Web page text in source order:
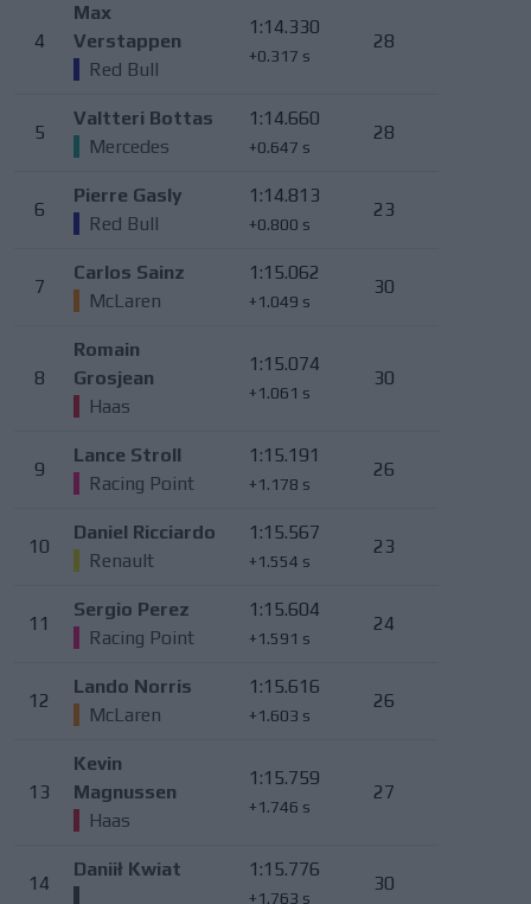
4
Max
Verstappen
Red Bull
1:14.330
+0.317 s
28
5
Valtteri Bottas
Mercedes
1:14.660
+0.647 s
28
6
Pierre Gasly
Red Bull
1:14.813
+0.800 s
23
7
Carlos Sainz
McLaren
1:15.062
+1.049 s
30
8
Romain
Grosjean
Haas
1:15.074
+1.061 s
30
9
Lance Stroll
Racing Point
1:15.191
+1.178 s
26
10
Daniel Ricciardo
Renault
1:15.567
+1.554 s
23
11
Sergio Perez
Racing Point
1:15.604
+1.591 s
24
12
Lando Norris
McLaren
1:15.616
+1.603 s
26
13
Kevin
Magnussen
Haas
1:15.759
+1.746 s
27
14
Daniił Kwiat 1:15.776
+1.763 s
30